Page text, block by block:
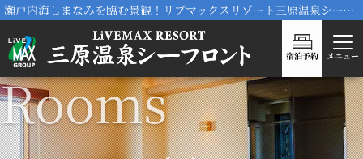
瀬戸内海しまなみを臨む景観！リブマックスリゾート三原温泉シーフロント
宿泊予約 メニュー